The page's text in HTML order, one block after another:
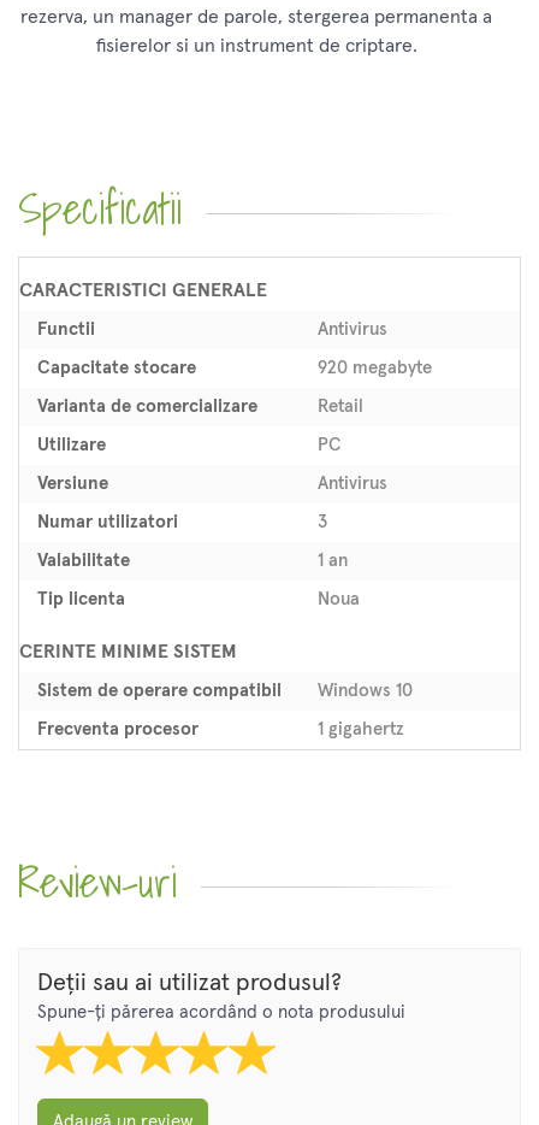
rezerva, un manager de parole, stergerea permanenta a
fisierelor si un instrument de criptare.
Specificatii
CARACTERISTICI GENERALE
Functii Antivirus
Capacitate stocare 920 megabyte
Varianta de comercializare Retail
Utilizare PC
Versiune Antivirus
Numar utilizatori 3
Valabilitate 1 an
Tip licenta Noua
CERINTE MINIME SISTEM
Sistem de operare compatibil Windows 10
Frecventa procesor 1 gigahertz
Review-uri
Deții sau ai utilizat produsul?
Spune-ți părerea acordând o nota produsului